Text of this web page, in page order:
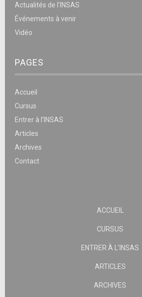
Actualités de l’INSAS
Événements à venir
Vidéo
PAGES
Accueil
Cursus
Entrer à l’INSAS
Articles
Archives
Contact
ACCUEIL
CURSUS
ENTRER À L’INSAS
ARTICLES
ARCHIVES